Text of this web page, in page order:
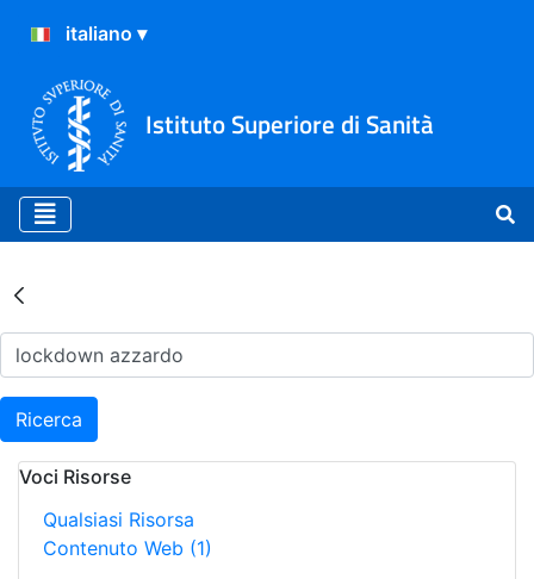
Istituto Superiore di Sanità
Risultati della Ricerca -
Ricerca
Voci Risorse
Qualsiasi Risorsa
Contenuto Web (1)